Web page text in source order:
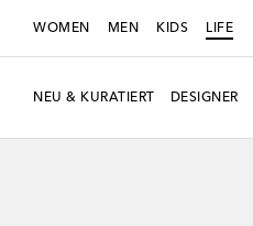
WOMEN MEN KIDS LIFE
NEU & KURATIERT DESIGNER